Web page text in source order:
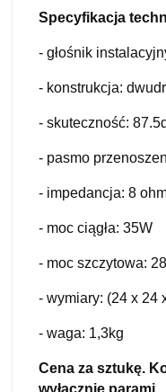
Specyfikacja
- głośnik
- konstrukcja:
- skuteczność:
- pasmo
- impedancja: 8
- moc ciągła: 35W
- moc szczytowa:
- wymiary: (24 x 24
- waga: 1,3kg
Cena za sztukę.
wyłącznie parami.